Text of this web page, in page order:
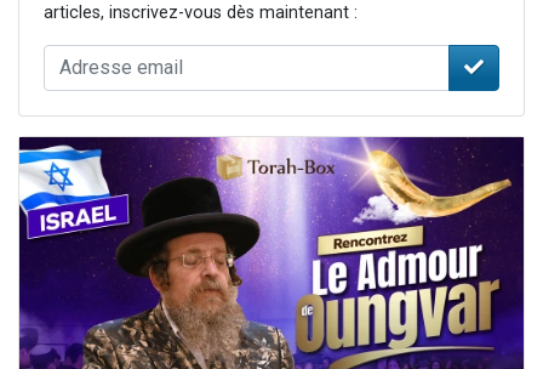
articles, inscrivez-vous dès maintenant :